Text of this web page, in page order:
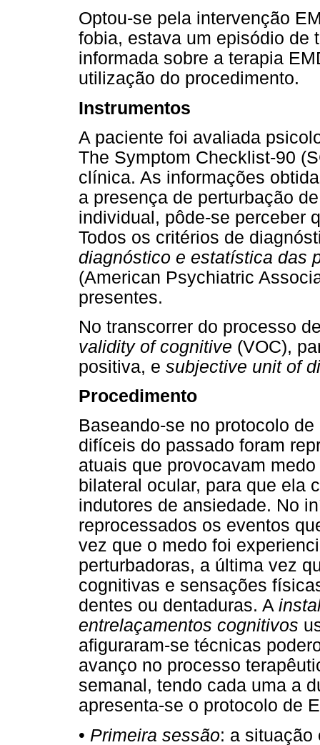
Optou-se pela intervenção
fobia, estava um episódio de
informada sobre a terapia
utilização do procedimento.
Instrumentos
A paciente foi avaliada
The Symptom Checklist-90
clínica. As informações
a presença de perturbação
individual, pôde-se perceber
Todos os critérios de
diagnóstico e estatística das
(American Psychiatric
presentes.
No transcorrer do processo
validity of cognitive (VOC),
positiva, e subjective unit of
Procedimento
Baseando-se no protocolo
difíceis do passado foram
atuais que provocavam
bilateral ocular, para que ela
indutores de ansiedade. No
reprocessados os eventos
vez que o medo foi
perturbadoras, a última vez
cognitivas e sensações
dentes ou dentaduras. A
entrelaçamentos cognitivos
afiguraram-se técnicas
avanço no processo
semanal, tendo cada uma a
apresenta-se o protocolo de
• Primeira sessão: a situação